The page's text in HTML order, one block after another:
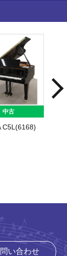
中古
C5L(6168)
い合わせ